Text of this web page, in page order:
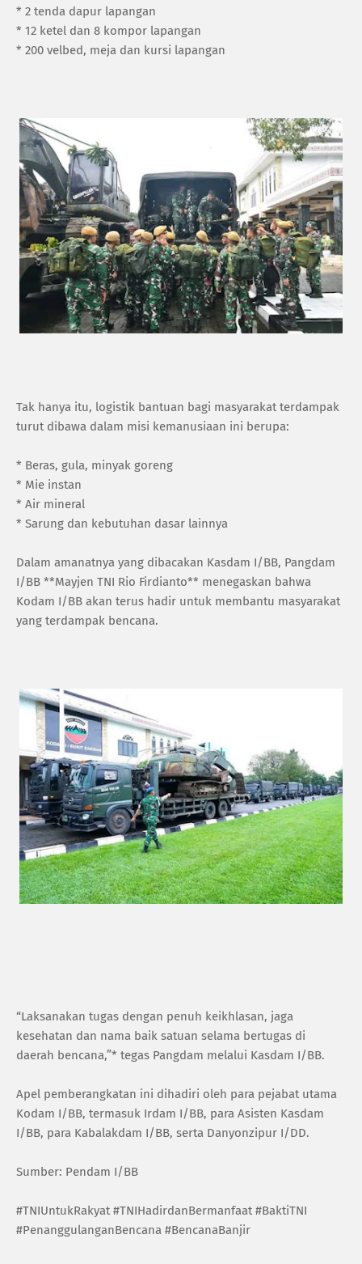
* 2 tenda dapur lapangan
* 12 ketel dan 8 kompor lapangan
* 200 velbed, meja dan kursi lapangan
Tak hanya itu, logistik bantuan bagi masyarakat terdampak
turut dibawa dalam misi kemanusiaan ini berupa:
* Beras, gula, minyak goreng
* Mie instan
* Air mineral
* Sarung dan kebutuhan dasar lainnya
Dalam amanatnya yang dibacakan Kasdam I/BB, Pangdam
I/BB **Mayjen TNI Rio Firdianto** menegaskan bahwa
Kodam I/BB akan terus hadir untuk membantu masyarakat
yang terdampak bencana.
“Laksanakan tugas dengan penuh keikhlasan, jaga
kesehatan dan nama baik satuan selama bertugas di
daerah bencana,”* tegas Pangdam melalui Kasdam I/BB.
Apel pemberangkatan ini dihadiri oleh para pejabat utama
Kodam I/BB, termasuk Irdam I/BB, para Asisten Kasdam
I/BB, para Kabalakdam I/BB, serta Danyonzipur I/DD.
Sumber: Pendam I/BB
#TNIUntukRakyat #TNIHadirdanBermanfaat #BaktiTNI
#PenanggulanganBencana #BencanaBanjir